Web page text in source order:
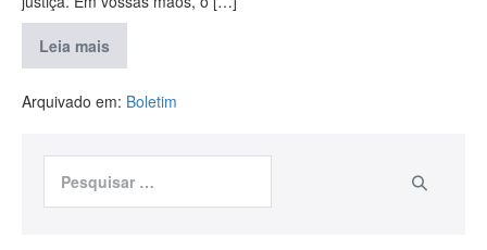
Leia mais
Arquivado em: Boletim